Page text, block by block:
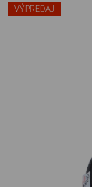
VÝPREDAJ